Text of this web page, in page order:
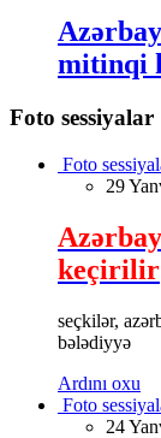
mitinqi
Foto sessiyalar
Foto
29
keçirilir
seçkilər,
bələdiyyə
Ardını oxu
Foto
24